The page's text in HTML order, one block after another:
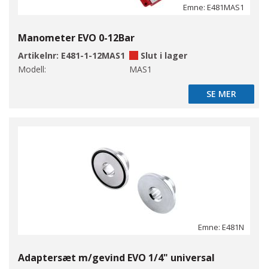
Emne: E481MAS1
Manometer EVO 0-12Bar
Artikelnr: E481-1-12MAS1
Slut i lager
Modell:
MAS1
SE MER
SE MER
Emne: E481N
Adaptersæt m/gevind EVO 1/4" universal